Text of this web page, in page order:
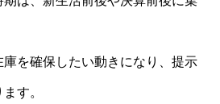
を確保したい動きになり、提示
す。